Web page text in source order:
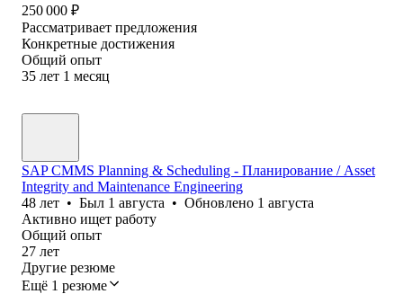
250 000 ₽
Рассматривает предложения
Конкретные достижения
Общий опыт
35 лет 1 месяц
SAP CMMS Planning & Scheduling - Планирование / Asset
Integrity and Maintenance Engineering
48 лет • Был 1 августа • Обновлено 1 августа
Активно ищет работу
Общий опыт
27 лет
Другие резюме
Ещё 1 резюме